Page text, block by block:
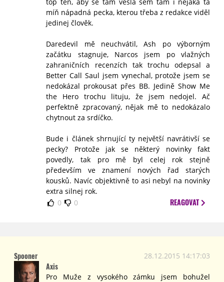
míň nápadná pecka, kterou třeba z redakce viděl
jedinej člověk.
Daredevil mě neuchvátil, Ash po výborným
začátku stagnuje, Narcos jsem po vlažných
zahraničních recenzích tak trochu odepsal a
Better Call Saul jsem vynechal, protože jsem se
nedokázal prokousat přes BB. Jedině Show Me
the Hero trochu lituju, že jsem nedojel. Ač
perfektně zpracovaný, nějak mě to nedokázalo
chytnout za srdíčko.
Bude i článek shrnující ty největší navrátivší se
pecky? Protože jak se některý novinky fakt
povedly, tak pro mě byl celej rok stejně
především ve znamení nových řad starých
kousků. Navíc objektivně to asi nebyl na novinky
extra silnej rok.
0
0 REAGOVAT
Spooner 28.12.2015 14:17:03
Axis
Pro Muže z vysokého zámku jsem bohužel